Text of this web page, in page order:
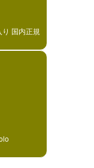
国内正規